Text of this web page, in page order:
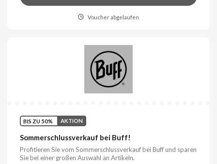
Voucher abgelaufen
BIS ZU 50% AKTION
Sommerschlussverkauf bei Buff!
Profitieren Sie vom Sommerschlussverkauf bei Buff und sparen
Sie bei einer großen Auswahl an Artikeln.